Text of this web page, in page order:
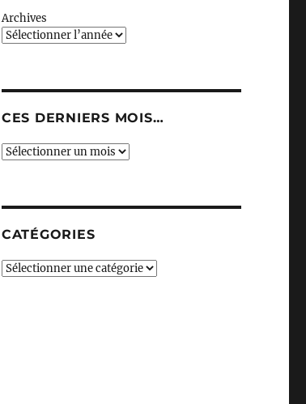
Archives
CES DERNIERS MOIS…
Ces
CATÉGORIES
Catégories